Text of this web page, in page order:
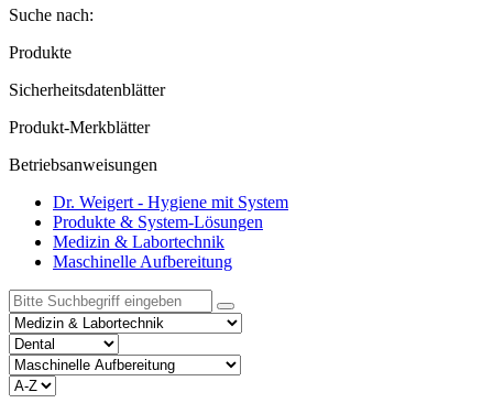
Suche nach:
Produkte
Sicherheitsdatenblätter
Produkt-Merkblätter
Betriebsanweisungen
Dr. Weigert - Hygiene mit System
Produkte & System-Lösungen
Medizin & Labortechnik
Maschinelle Aufbereitung